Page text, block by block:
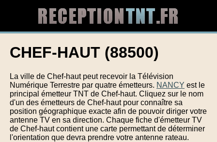
CHEF-HAUT (88500)
La ville de Chef-haut peut recevoir la Télévision
Numérique Terrestre par quatre émetteurs. NANCY est le
principal émetteur TNT de Chef-haut. Cliquez sur le nom
d'un des émetteurs de Chef-haut pour connaître sa
position géographique exacte afin de pouvoir diriger votre
antenne TV en sa direction. Chaque fiche d'émetteur TV
de Chef-haut contient une carte permettant de déterminer
l'orientation que devra prendre votre antenne rateau.